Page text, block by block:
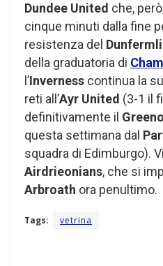
Dundee United che,
cinque minuti dalla fine
resistenza del
della graduatoria di
l’Inverness continua la
reti all’Ayr United (3-1 il
definitivamente il
questa settimana dal
squadra di Edimburgo).
Airdrieonians, che si
Arbroath ora penultimo.
Tags: vetrina